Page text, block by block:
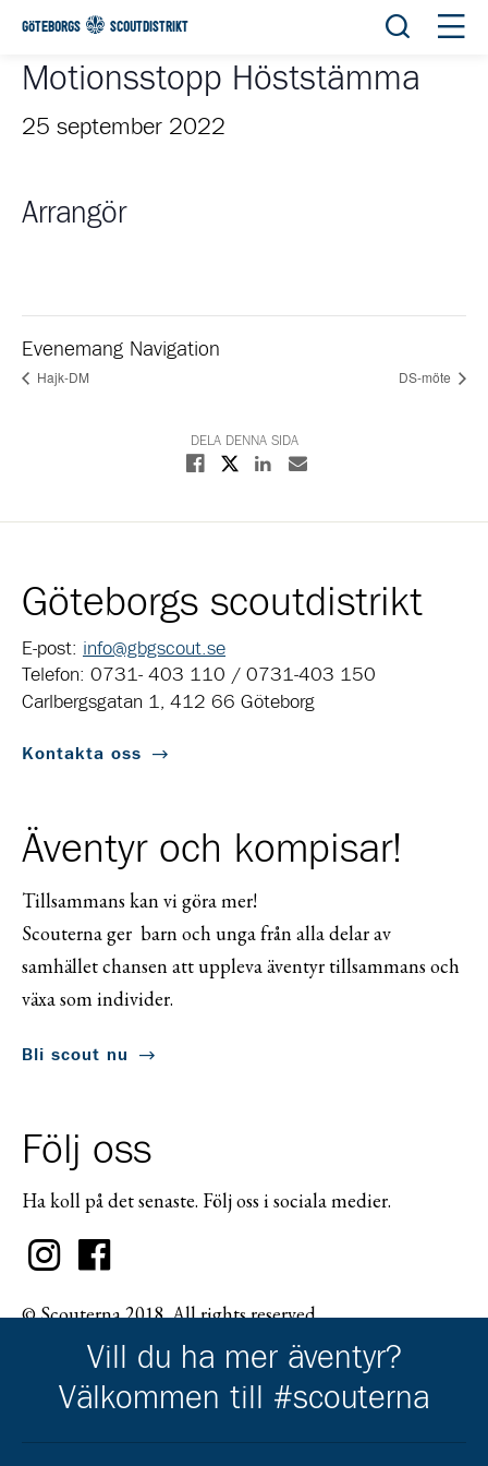
GÖTEBORGS SCOUTDISTRIKT Öppna
Motionsstopp Höststämma
25 september 2022
Arrangör
Evenemang Navigation
Hajk-DM DS-möte
DELA DENNA SIDA
Dela på Facebook
Dela på XDela på Linkedin
Dela med E-post
Göteborgs scoutdistrikt
E-post: info@gbgscout.se
Telefon: 0731- 403 110 / 0731-403 150
Carlbergsgatan 1, 412 66 Göteborg
Kontakta oss
Äventyr och kompisar!
Tillsammans kan vi göra mer!
Scouterna ger barn och unga från alla delar av
samhället chansen att uppleva äventyr tillsammans och
växa som individer.
Bli scout nu
Följ oss
Ha koll på det senaste. Följ oss i sociala medier.
© Scouterna 2018. All rights reserved.
Vill du ha mer äventyr?
Välkommen till #scouterna